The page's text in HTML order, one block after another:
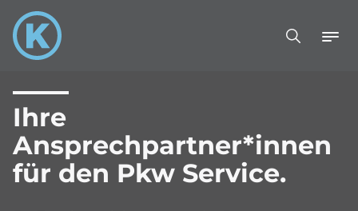
Ihre
Ansprechpartner*innen
für den Pkw Service.